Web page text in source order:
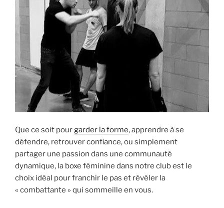
Que ce soit pour garder la forme, apprendre à se
défendre, retrouver confiance, ou simplement
partager une passion dans une communauté
dynamique, la boxe féminine dans notre club est le
choix idéal pour franchir le pas et révéler la
« combattante » qui sommeille en vous.